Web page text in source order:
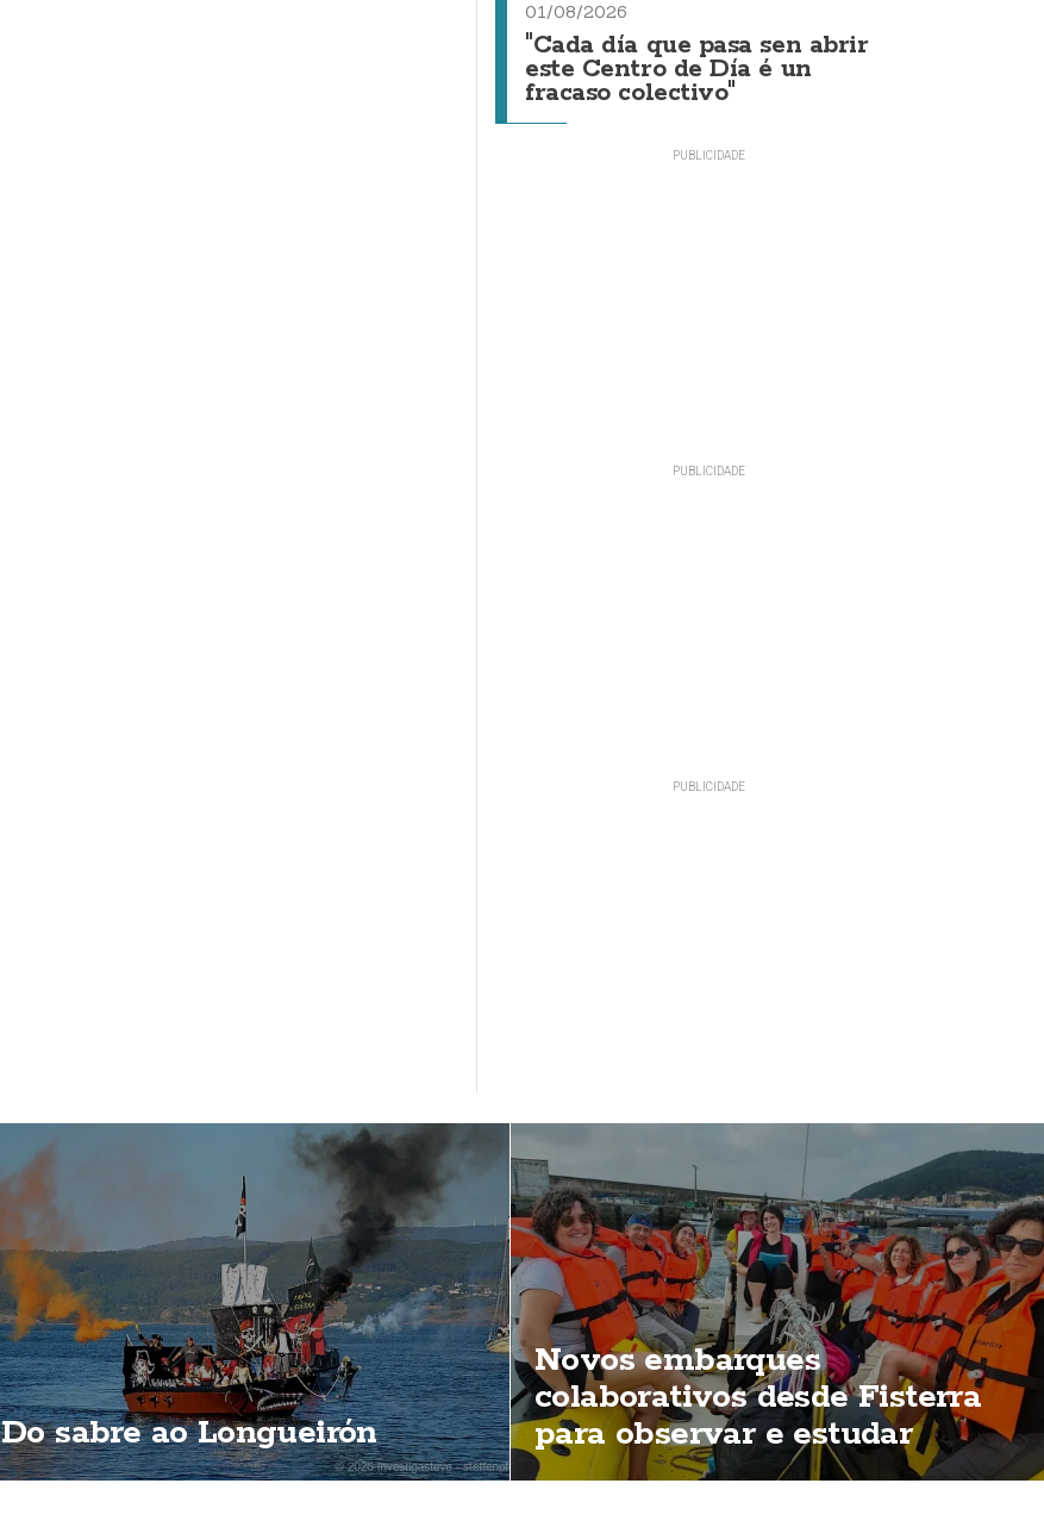
01/08/2026
"Cada día que pasa sen abrir
este Centro de Día é un
fracaso colectivo"
Do sabre ao Longueirón
Novos embarques
colaborativos desde Fisterra
para observar e estudar
cetáceos